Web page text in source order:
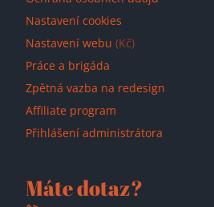
Nastavení cookies
Nastavení webu (Kč)
Práce a brigáda
Zpětná vazba na redesign
Affiliate program
Přihlášení administrátora
Máte dotaz?